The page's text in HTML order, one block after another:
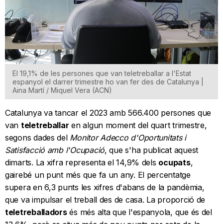
El 19,1% de les persones que van teletreballar a l'Estat
espanyol el darrer trimestre ho van fer des de Catalunya |
Aina Martí / Miquel Vera (ACN)
Catalunya va tancar el 2023 amb 566.400 persones que
van teletreballar en algun moment del quart trimestre,
segons dades del Monitor Adecco d'Oportunitats i
Satisfacció amb l'Ocupació, que s'ha publicat aquest
dimarts. La xifra representa el 14,9% dels ocupats,
gairebé un punt més que fa un any. El percentatge
supera en 6,3 punts les xifres d'abans de la pandèmia,
que va impulsar el treball des de casa. La proporció de
teletreballadorsés més alta que l'espanyola, que és del